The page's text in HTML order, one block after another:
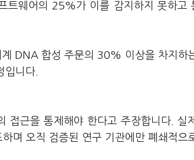
트웨어의 25%가 이를 감지하지 못하고
DNA 합성 주문의 30% 이상을 차지하
입니다.
접근을 통제해야 한다고 주장합니다. 실
며 오직 검증된 연구 기관에만 폐쇄적으